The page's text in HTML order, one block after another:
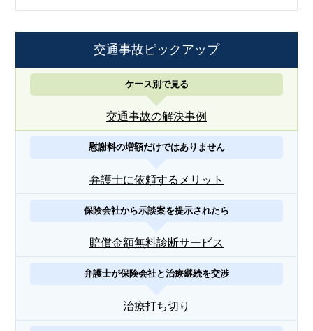
交通事故ピックアップ
ケース別で見る
交通事故の解決事例
慰謝料の増額だけではありません
弁護士に依頼するメリット
保険会社から示談案を提示されたら
賠償金額無料診断サービス
弁護士が保険会社と治療継続を交渉
治療打ち切り